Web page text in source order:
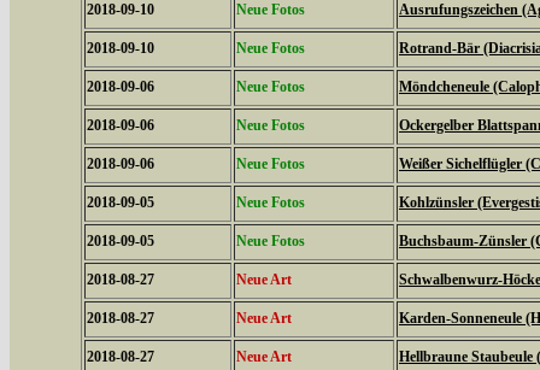
2018-09-10 Neue Fotos Ausrufungszeichen
2018-09-10 Neue Fotos Rotrand-Bär
2018-09-06 Neue Fotos Möndcheneule
2018-09-06 Neue Fotos Ockergelber
2018-09-06 Neue Fotos Weißer Sichelflügler
2018-09-05 Neue Fotos Kohlzünsler
2018-09-05 Neue Fotos Buchsbaum-Zünsler
2018-08-27 Neue Art Schwalbenwurz-
2018-08-27 Neue Art Karden-Sonneneule
2018-08-27 Neue Art Hellbraune